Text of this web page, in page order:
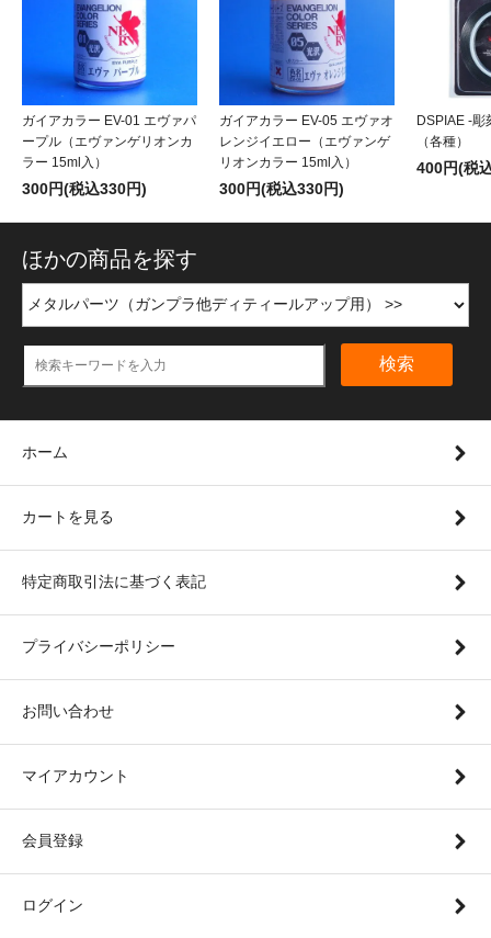
ガイアカラー EV-01 エヴァパ
ープル（エヴァンゲリオンカ
ラー 15ml入）
300円(税込330円)
ガイアカラー EV-05 エヴァオ
レンジイエロー（エヴァンゲ
リオンカラー 15ml入）
300円(税込330円)
DSPIAE -彫
（各種）
400円(税
ほかの商品を探す
検索
ホーム
カートを見る
特定商取引法に基づく表記
プライバシーポリシー
お問い合わせ
マイアカウント
会員登録
ログイン